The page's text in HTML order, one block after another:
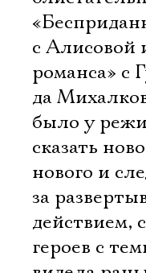
с Алисовой
романса» с
да
было у
сказать
нового и
за
действием,
героев с